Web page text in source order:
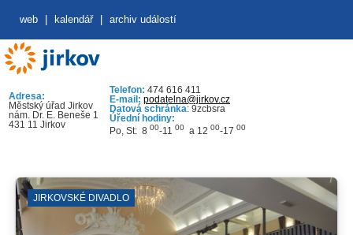
web kalendář archiv událostí
Adresa:
Městský úřad Jirkov
nám. Dr. E. Beneše 1
431 11 Jirkov
Telefon: 474 616 411
E-mail: podatelna@jirkov.cz
Datová schránka: 9zcbsra
Úřední hodiny:
Po, St: 8 00-11 00 a 12 00-17 00
JIRKOVSKÉ DIVADLO